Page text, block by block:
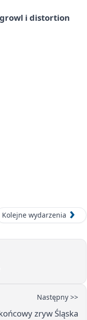
growl i distortion
Kolejne wydarzenia
Następny >>
zryw Śląska